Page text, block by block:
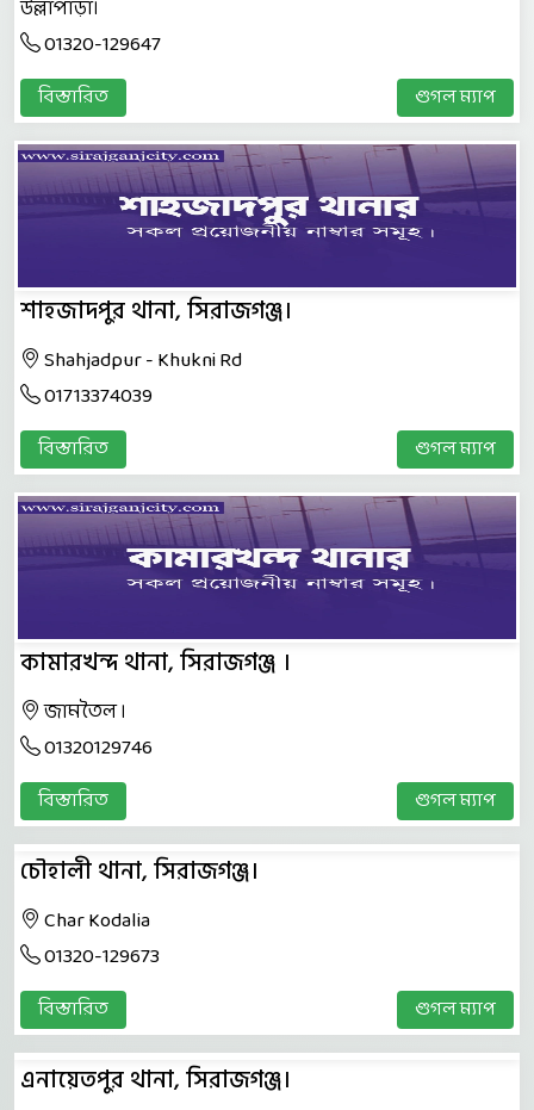
উল্লাপাড়া।
01320-129647
বিস্তারিত গুগল ম্যাপ
শাহজাদপুর থানা, সিরাজগঞ্জ।
Shahjadpur - Khukni Rd
01713374039
বিস্তারিত গুগল ম্যাপ
কামারখন্দ থানা, সিরাজগঞ্জ ।
জামতৈল ।
01320129746
বিস্তারিত গুগল ম্যাপ
চৌহালী থানা, সিরাজগঞ্জ।
Char Kodalia
01320-129673
বিস্তারিত গুগল ম্যাপ
এনায়েতপুর থানা, সিরাজগঞ্জ।